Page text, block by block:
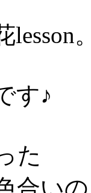
lesson
す♪
た
合い